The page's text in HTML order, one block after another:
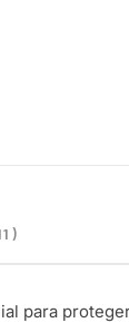
para